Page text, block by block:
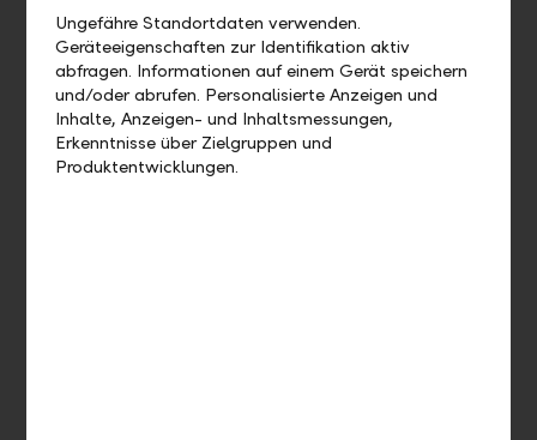
2006
On 28 March 2006, the
Liechtensteinische
Landesbank acquired
230'000 bearer shares from
the Principality of
Liechtenstein. The shares
serve as security for a five-
Ungefähre Standortdaten verwenden.
Geräteeigenschaften zur Identifikation aktiv
abfragen. Informationen auf einem Gerät speichern
und/oder abrufen. Personalisierte Anzeigen und
Inhalte, Anzeigen- und Inhaltsmessungen,
Erkenntnisse über Zielgruppen und
Produktentwicklungen.